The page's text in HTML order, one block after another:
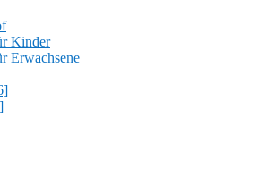
Kinder
Erwachsene